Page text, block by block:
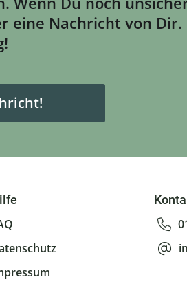
Nachricht von